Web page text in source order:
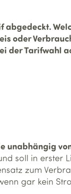
oder
der Tarifwahl
unabhängig
soll in erster
zum
gar kein